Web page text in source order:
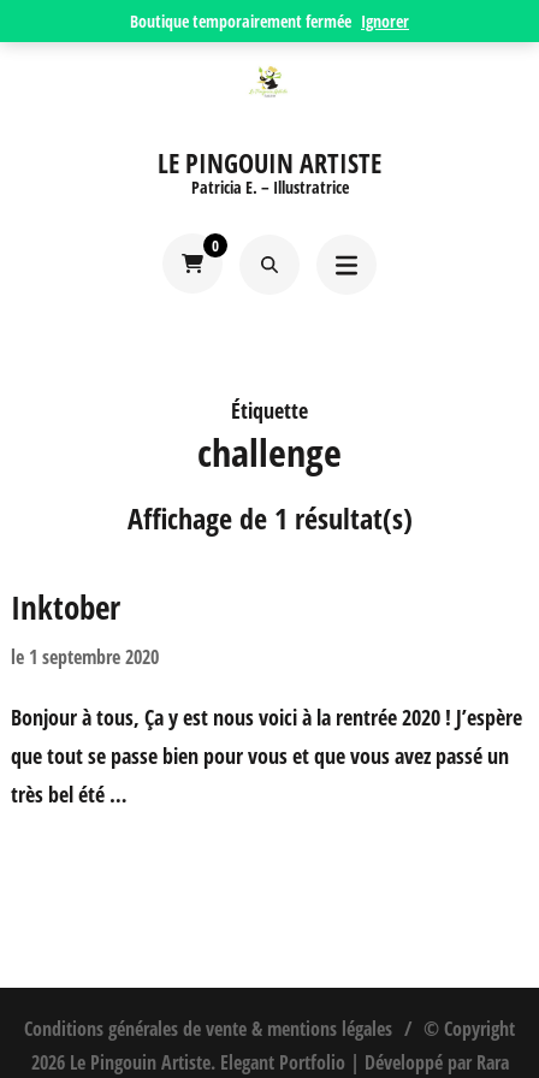
Boutique temporairement fermée Ignorer
LE PINGOUIN ARTISTE
Patricia E. – Illustratrice
0
Étiquette
challenge
Affichage de 1 résultat(s)
Inktober
le 1 septembre 2020
Bonjour à tous, Ça y est nous voici à la rentrée 2020 ! J’espère
que tout se passe bien pour vous et que vous avez passé un
très bel été …
Conditions générales de vente & mentions légales
© Copyright
2026 Le Pingouin Artiste. Elegant Portfolio | Développé par Rara